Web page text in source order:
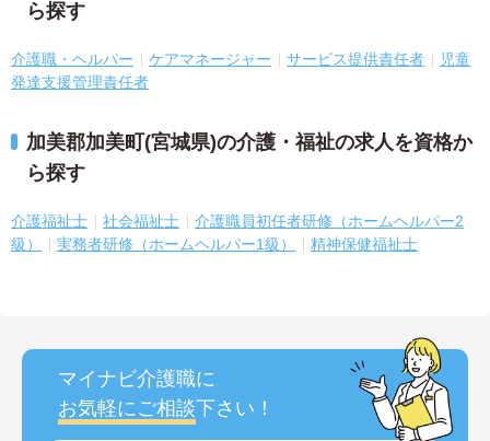
ら探す
介護職・ヘルパー ケアマネージャー サービス提供責任者
児童
発達支援管理責任者
加美郡加美町(宮城県)の介護・福祉の求人を資格か
ら探す
介護福祉士 社会福祉士
介護職員初任者研修（ホームヘルパー2
級）
実務者研修（ホームヘルパー1級） 精神保健福祉士
マイナビ介護職に
お気軽にご相談下さい！